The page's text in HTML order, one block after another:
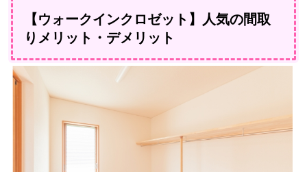
【ウォークインクロゼット】人気の間取
りメリット・デメリット